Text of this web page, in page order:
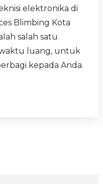
elektronika di
Blimbing Kota
salah satu
luang, untuk
kepada Anda.